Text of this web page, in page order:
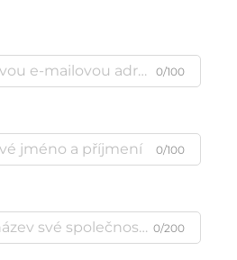
0/100
0/100
0/200